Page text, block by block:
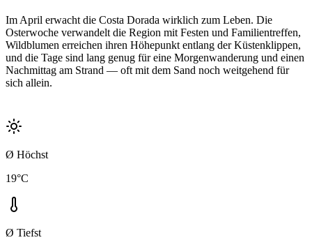
Im April erwacht die Costa Dorada wirklich zum Leben. Die
Osterwoche verwandelt die Region mit Festen und Familientreffen,
Wildblumen erreichen ihren Höhepunkt entlang der Küstenklippen,
und die Tage sind lang genug für eine Morgenwanderung und einen
Nachmittag am Strand — oft mit dem Sand noch weitgehend für
sich allein.
Ø Höchst
19°C
Ø Tiefst